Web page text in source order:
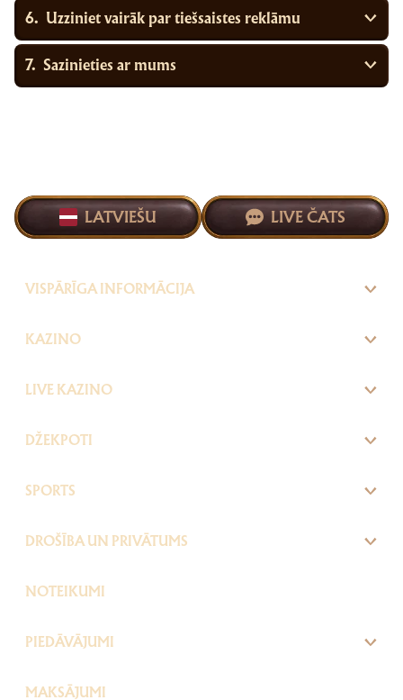
Uzziniet vairāk par tiešsaistes reklāmu
Sazinieties ar mums
LATVIEŠU LIVE ČATS
VISPĀRĪGA INFORMĀCIJA
KAZINO
LIVE KAZINO
DŽEKPOTI
SPORTS
DROŠĪBA UN PRIVĀTUMS
NOTEIKUMI
PIEDĀVĀJUMI
MAKSĀJUMI